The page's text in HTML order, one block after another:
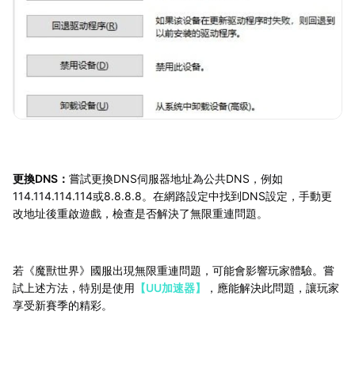
更換DNS： 嘗試更換DNS伺服器地址為公共DNS，例如
114.114.114.114或8.8.8.8。在網路設定中找到DNS設定，手動更
改地址後重啟遊戲，檢查是否解決了無限重連問題。
若《魔獸世界》國服出現無限重連問題，可能會影響玩家體驗。嘗
試上述方法，特別是使用 【UU加速器】
，應能解決此問題，讓玩家
享受新賽季的精彩。